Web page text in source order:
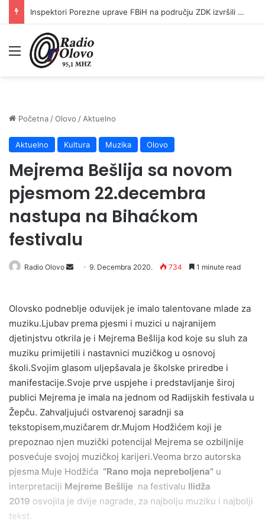
Inspektori Porezne uprave FBiH na području ZDK izvršili 24 inspekcijska nadzora
Meni
Početna /Olovo / Aktuelno
Aktuelno Kultura Muzika Olovo
Mejrema Bešlija sa novom
pjesmom 22.decembra
nastupa na Bihaćkom
festivalu
Radio Olovo
Send9. Decembra 2020. 734 1 minute read
Olovsko podneblje oduvijek je imalo talentovane mlade za
muziku.Ljubav prema pjesmi i muzici u najranijem
djetinjstvu otkrila je i Mejrema Bešlija kod koje su sluh za
muziku primijetili i nastavnici muzičkog u osnovoj
školi.Svojim glasom uljepšavala je školske priredbe i
manifestacije.Svoje prve uspjehe i predstavljanje široj
publici Mejrema je imala na jednom od Radijskih festivala u
Žepču. Zahvaljujući ostvarenoj saradnji sa
tekstopisem,muzičarem dr.Mujom Hodžićem koji je
prepoznao njen muzički potencijal Mejrema se ozbiljnije
posvećuje svojoj muzičkoj karijeri.Veoma brzo autorska
pjesma Muje Hodžića “Rano moja nepreboljena” u
interpretaciji Mejreme Bešlije na festivalu Ilidža
2019 osvojila je dvije nagrade, za najbolju muziku i najbolji
tekst.